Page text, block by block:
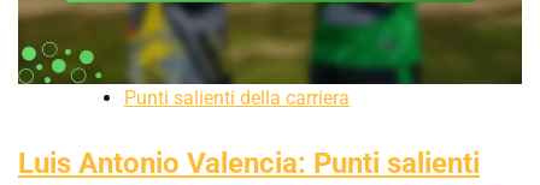
Punti salienti della carriera
Luis Antonio Valencia: Punti salienti